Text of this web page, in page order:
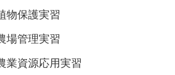
物保護実習
場管理実習
業資源応用実習